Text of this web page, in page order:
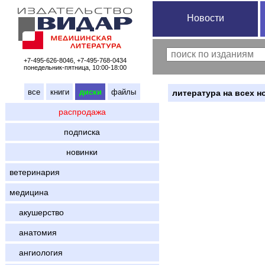
+7-495-626-8046, +7-495-768-0434
понедельник-пятница, 10:00-18:00
Новости
все книги диски файлы
распродажа
подписка
новинки
ветеринария
медицина
акушерство
анатомия
ангиология
литература на всех